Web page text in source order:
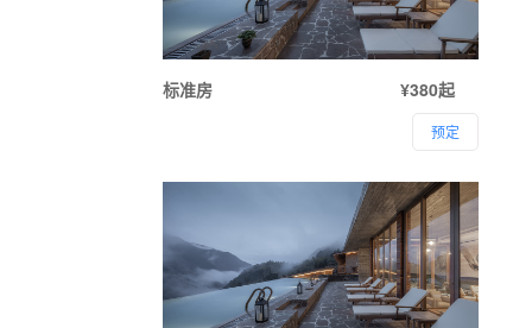
标准房 ¥380起
预定